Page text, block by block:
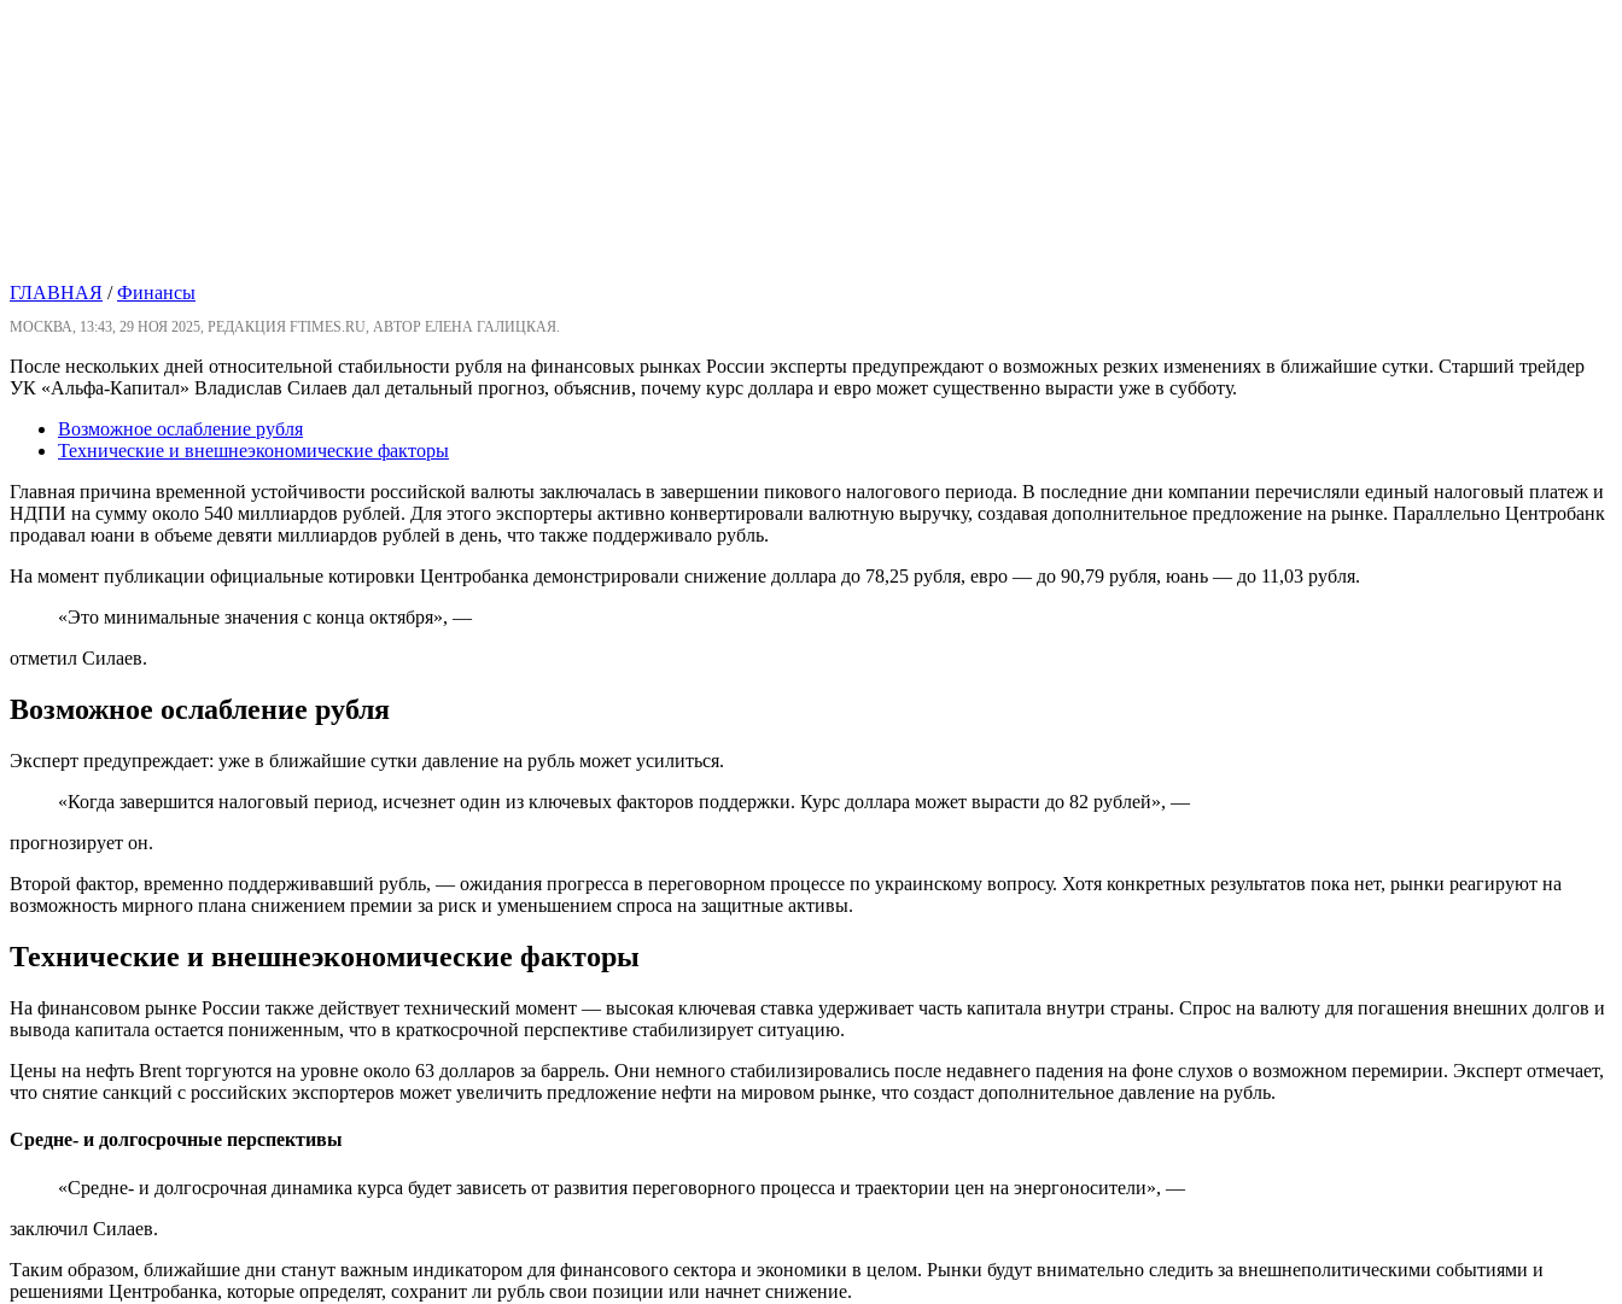
ГЛАВНАЯ /Финансы
МОСКВА, 13:43, 29 НОЯ 2025, РЕДАКЦИЯ FTIMES.RU, АВТОР ЕЛЕНА ГАЛИЦКАЯ.
После нескольких дней относительной стабильности рубля на финансовых рынках России эксперты предупреждают о возможных резких изменениях в ближайшие сутки. Старший трейдер
УК «Альфа-Капитал» Владислав Силаев дал детальный прогноз, объяснив, почему курс доллара и евро может существенно вырасти уже в субботу.
Возможное ослабление рубля
Технические и внешнеэкономические факторы
Главная причина временной устойчивости российской валюты заключалась в завершении пикового налогового периода. В последние дни компании перечисляли единый налоговый платеж и
НДПИ на сумму около 540 миллиардов рублей. Для этого экспортеры активно конвертировали валютную выручку, создавая дополнительное предложение на рынке. Параллельно Центробанк
продавал юани в объеме девяти миллиардов рублей в день, что также поддерживало рубль.
На момент публикации официальные котировки Центробанка демонстрировали снижение доллара до 78,25 рубля, евро — до 90,79 рубля, юань — до 11,03 рубля.
«Это минимальные значения с конца октября», —
отметил Силаев.
Возможное ослабление рубля
Эксперт предупреждает: уже в ближайшие сутки давление на рубль может усилиться.
«Когда завершится налоговый период, исчезнет один из ключевых факторов поддержки. Курс доллара может вырасти до 82 рублей», —
прогнозирует он.
Второй фактор, временно поддерживавший рубль, — ожидания прогресса в переговорном процессе по украинскому вопросу. Хотя конкретных результатов пока нет, рынки реагируют на
возможность мирного плана снижением премии за риск и уменьшением спроса на защитные активы.
Технические и внешнеэкономические факторы
На финансовом рынке России также действует технический момент — высокая ключевая ставка удерживает часть капитала внутри страны. Спрос на валюту для погашения внешних долгов и
вывода капитала остается пониженным, что в краткосрочной перспективе стабилизирует ситуацию.
Цены на нефть Brent торгуются на уровне около 63 долларов за баррель. Они немного стабилизировались после недавнего падения на фоне слухов о возможном перемирии. Эксперт отмечает,
что снятие санкций с российских экспортеров может увеличить предложение нефти на мировом рынке, что создаст дополнительное давление на рубль.
Средне- и долгосрочные перспективы
«Средне- и долгосрочная динамика курса будет зависеть от развития переговорного процесса и траектории цен на энергоносители», —
заключил Силаев.
Таким образом, ближайшие дни станут важным индикатором для финансового сектора и экономики в целом. Рынки будут внимательно следить за внешнеполитическими событиями и
решениями Центробанка, которые определят, сохранит ли рубль свои позиции или начнет снижение.